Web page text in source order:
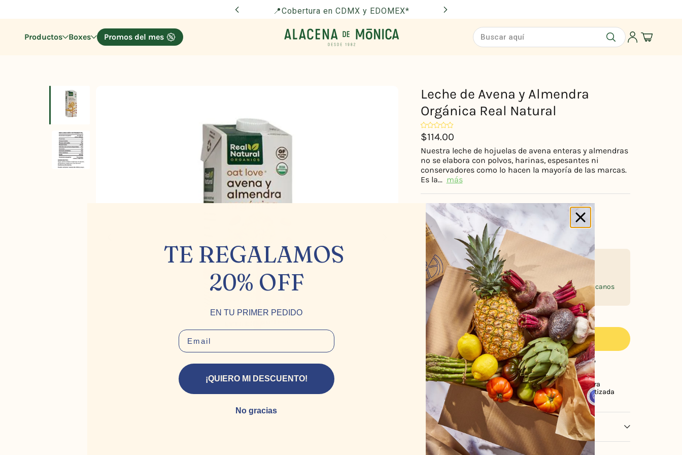
📍Cobertura en CDMX y EDOMEX*
Productos Boxes Promos del mes Buscar aquí
Leche de Avena y Almendra
Orgánica Real Natural
$114.00
Nuestra leche de hojuelas de avena enteras y almendras
no se elabora con polvos, harinas, espesantes ni
conservadores como lo hacen la mayoría de las marcas.
Es la... más
Orgánico certificado
Libre de gluten
Sin azúcar añadida ni espesantes artificiales
Rica en fibra y nutrientes esenciales
SABOR CON CONCIENCIA
Curamos productos seleccionados por su
trayectoria, calidad y sabor, de marcas de
prestigio internacional y productores mexicanos
responsables.
¡Compra ahora y recibe hoy mismo!
AGREGAR A CARRITO
Productos con
amor desde 1982
Cobertura en
CDMX y EDOMEX
Compra
Garantizada
Ingredientes
Agua, avena entera orgánica sin gluten, almendras orgánicas, sal
TE REGALAMOS
20% OFF
EN TU PRIMER PEDIDO
EMAIL
¡QUIERO MI DESCUENTO!
No gracias